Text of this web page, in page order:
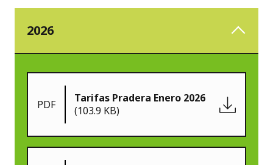
2026
PDF
Tarifas Pradera Enero 2026
(103.9 KB)